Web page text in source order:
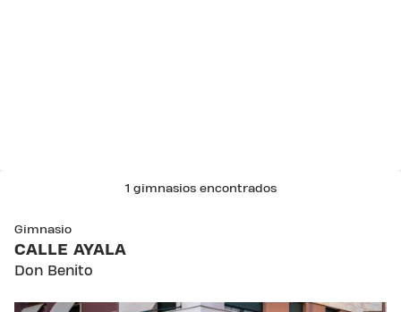
1 gimnasios encontrados
Gimnasio
CALLE AYALA
Don Benito